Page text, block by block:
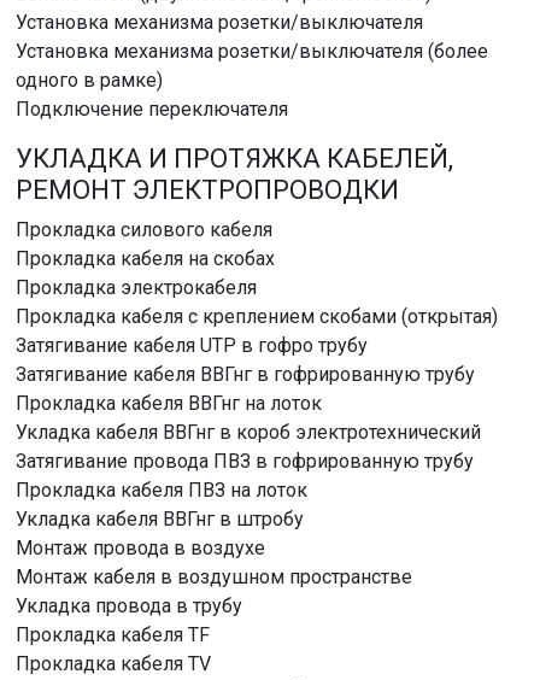
Установка механизма розетки/выключателя
Установка механизма розетки/выключателя (более
одного в рамке)
Подключение переключателя
УКЛАДКА И ПРОТЯЖКА КАБЕЛЕЙ,
РЕМОНТ ЭЛЕКТРОПРОВОДКИ
Прокладка силового кабеля
Прокладка кабеля на скобах
Прокладка электрокабеля
Прокладка кабеля с креплением скобами (открытая)
Затягивание кабеля UTP в гофро трубу
Затягивание кабеля ВВГнг в гофрированную трубу
Прокладка кабеля ВВГнг на лоток
Укладка кабеля ВВГнг в короб электротехнический
Затягивание провода ПВЗ в гофрированную трубу
Прокладка кабеля ПВЗ на лоток
Укладка кабеля ВВГнг в штробу
Монтаж провода в воздухе
Монтаж кабеля в воздушном пространстве
Укладка провода в трубу
Прокладка кабеля TF
Прокладка кабеля TV